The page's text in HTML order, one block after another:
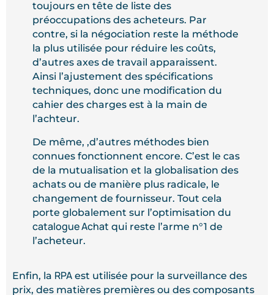
toujours en tête de liste des
préoccupations des acheteurs. Par
contre, si la négociation reste la méthode
la plus utilisée pour réduire les coûts,
d’autres axes de travail apparaissent.
Ainsi l’ajustement des spécifications
techniques, donc une modification du
cahier des charges est à la main de
l’achteur.
De même, ,d’autres méthodes bien
connues fonctionnent encore. C’est le cas
de la mutualisation et la globalisation des
achats ou de manière plus radicale, le
changement de fournisseur. Tout cela
porte globalement sur l’optimisation du
catalogue Achat qui reste l’arme n°1 de
l’acheteur.
Enfin, la RPA est utilisée pour la surveillance des
prix, des matières premières ou des composants